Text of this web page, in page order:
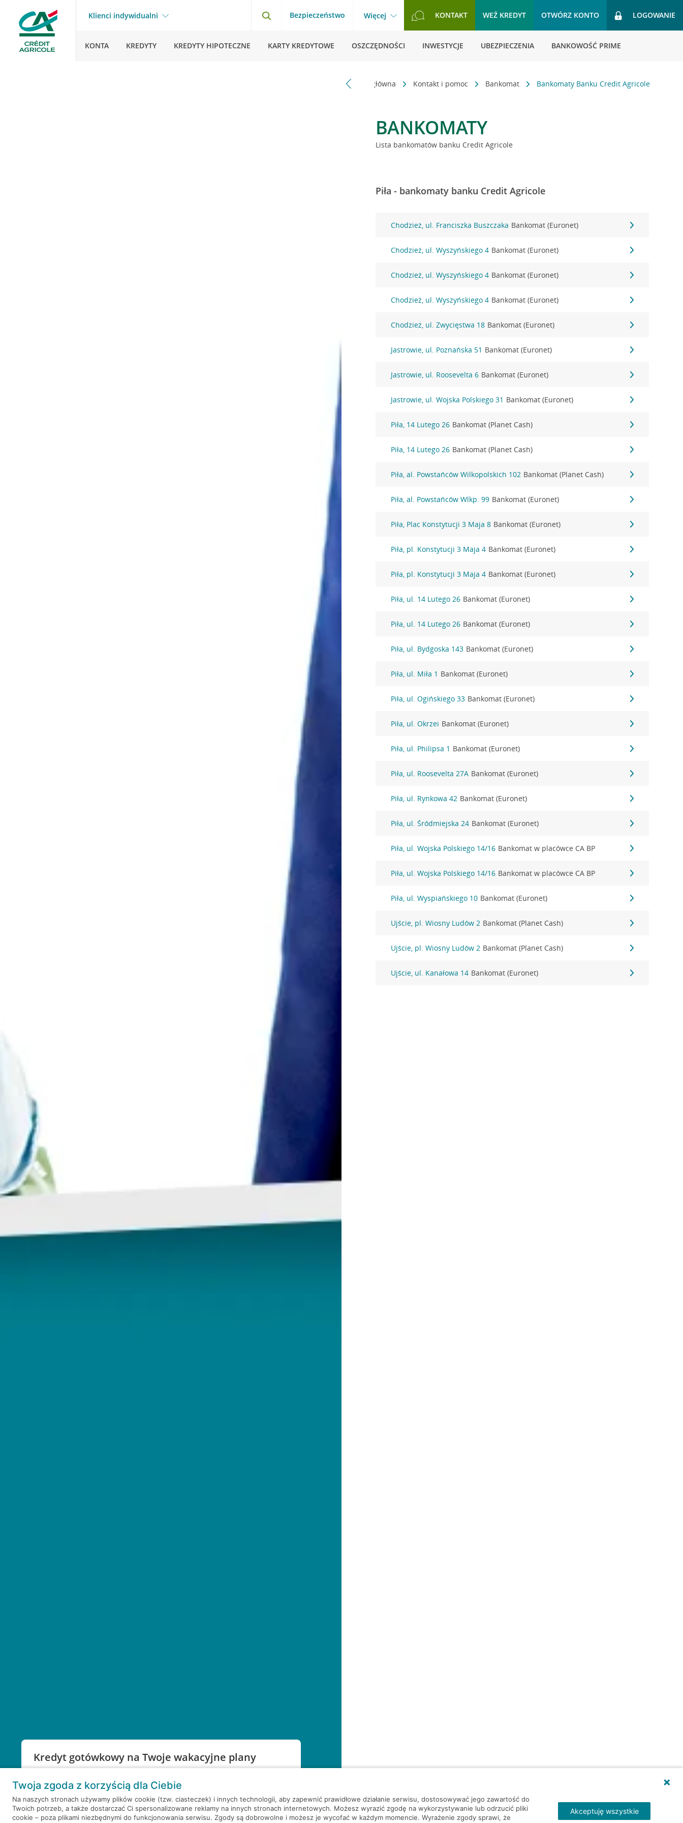
Klienci indywidualni Bezpieczeństwo Więcej KONTAKT WEŹ KREDYT OTWÓRZ KONTO LOGOWANIE
KONTA KREDYTY KREDYTY HIPOTECZNE KARTY KREDYTOWE OSZCZĘDNOŚCI INWESTYCJE UBEZPIECZENIA BANKOWOŚĆ PRIME
Kredyt gotówkowy na Twoje wakacyjne plany
RRSO: 9,6%
WEŹ KREDYT NOTA PRAWNA
Strona główna Kontakt i pomoc Bankomat Bankomaty Banku Credit Agricole
BANKOMATY
Lista bankomatów banku Credit Agricole
Piła - bankomaty banku Credit Agricole
Chodzież, ul. Franciszka Buszczaka Bankomat (Euronet)
Chodzież, ul. Wyszyńskiego 4 Bankomat (Euronet)
Chodzież, ul. Wyszyńskiego 4 Bankomat (Euronet)
Chodzież, ul. Wyszyńskiego 4 Bankomat (Euronet)
Chodzież, ul. Zwycięstwa 18 Bankomat (Euronet)
Jastrowie, ul. Poznańska 51 Bankomat (Euronet)
Jastrowie, ul. Roosevelta 6 Bankomat (Euronet)
Jastrowie, ul. Wojska Polskiego 31 Bankomat (Euronet)
Piła, 14 Lutego 26 Bankomat (Planet Cash)
Piła, 14 Lutego 26 Bankomat (Planet Cash)
Piła, al. Powstańców Wilkopolskich 102 Bankomat (Planet Cash)
Piła, al. Powstańców Wlkp. 99 Bankomat (Euronet)
Piła, Plac Konstytucji 3 Maja 8 Bankomat (Euronet)
Piła, pl. Konstytucji 3 Maja 4 Bankomat (Euronet)
Piła, pl. Konstytucji 3 Maja 4 Bankomat (Euronet)
Piła, ul. 14 Lutego 26 Bankomat (Euronet)
Piła, ul. 14 Lutego 26 Bankomat (Euronet)
Piła, ul. Bydgoska 143 Bankomat (Euronet)
Piła, ul. Miła 1 Bankomat (Euronet)
Piła, ul. Ogińskiego 33 Bankomat (Euronet)
Piła, ul. Okrzei Bankomat (Euronet)
Piła, ul. Philipsa 1 Bankomat (Euronet)
Piła, ul. Roosevelta 27A Bankomat (Euronet)
Piła, ul. Rynkowa 42 Bankomat (Euronet)
Piła, ul. Śródmiejska 24 Bankomat (Euronet)
Piła, ul. Wojska Polskiego 14/16 Bankomat w placówce CA BP
Piła, ul. Wojska Polskiego 14/16 Bankomat w placówce CA BP
Piła, ul. Wyspiańskiego 10 Bankomat (Euronet)
Ujście, pl. Wiosny Ludów 2 Bankomat (Planet Cash)
Ujście, pl. Wiosny Ludów 2 Bankomat (Planet Cash)
Ujście, ul. Kanałowa 14 Bankomat (Euronet)
Twoja zgoda z korzyścią dla Ciebie
Na naszych stronach używamy plików cookie (tzw. ciasteczek) i innych technologii, aby zapewnić prawidłowe działanie serwisu, dostosowywać jego zawartość do
Twoich potrzeb, a także dostarczać Ci spersonalizowane reklamy na innych stronach internetowych. Możesz wyrazić zgodę na wykorzystywanie lub odrzucić pliki
cookie – poza plikami niezbędnymi do funkcjonowania serwisu. Zgody są dobrowolne i możesz je wycofać w każdym momencie. Wyrażenie zgody sprawi, że
Akceptuję wszystkie